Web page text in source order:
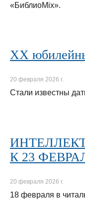
«БиблиоMix».
XX
20 февраля 2026 г.
Стали известны
К 23
20 февраля 2026 г.
18 февраля в